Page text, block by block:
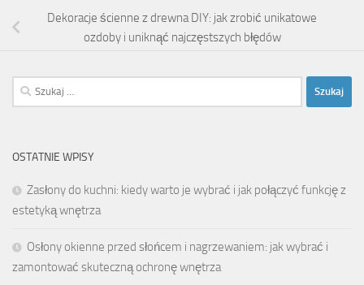
Dekoracje ścienne z drewna DIY: jak zrobić unikatowe
ozdoby i uniknąć najczęstszych błędów
Szukaj:
OSTATNIE WPISY
Zasłony do kuchni: kiedy warto je wybrać i jak połączyć funkcję z
estetyką wnętrza
Osłony okienne przed słońcem i nagrzewaniem: jak wybrać i
zamontować skuteczną ochronę wnętrza